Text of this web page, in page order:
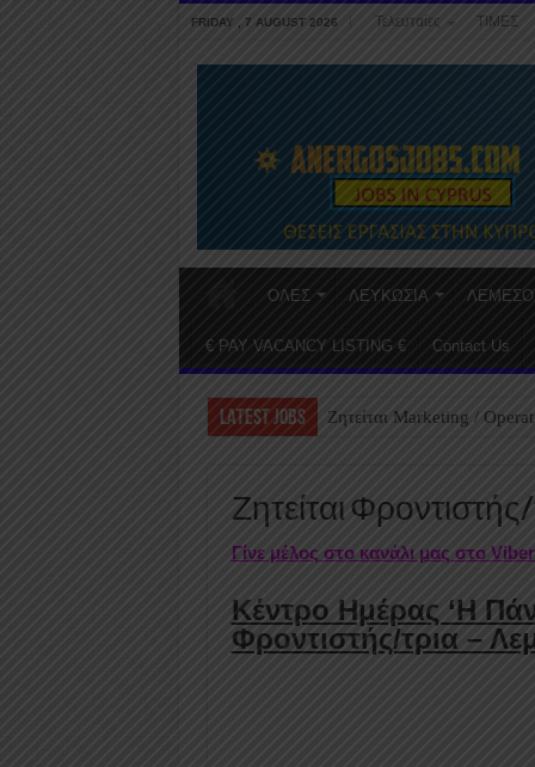
FRIDAY , 7 AUGUST 2026 Τελευταίες ΤΙΜΕΣ
ΟΛΕΣ ΛΕΥΚΩΣΙΑ
€ PAY VACANCY LISTING € Contact Us
LATEST JOBS Ζητείται Marketing /
Ζητείται
Γίνε μέλος στο κανάλι μας στο
Κέντρο Ημέρας ‘Η
Φροντιστής/τρια –